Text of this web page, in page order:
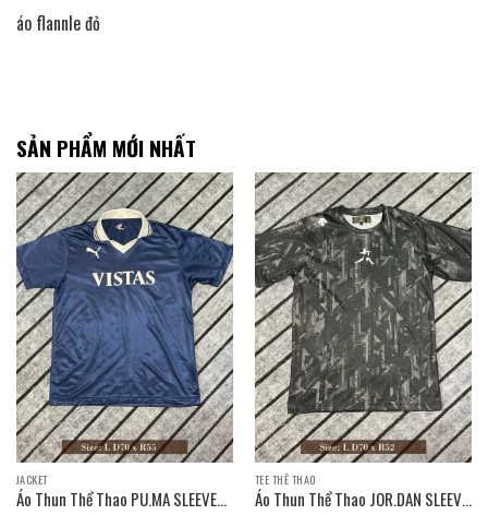
áo flannle đỏ
SẢN PHẨM MỚI NHẤT
JACKET
Áo Thun Thể Thao PU.MA SLEEVE
TEE THỂ THAO
Áo Thun Thể Thao JOR.DAN SLEEVE